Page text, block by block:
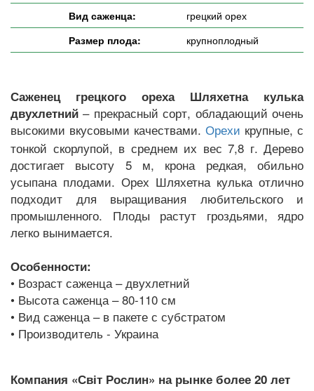
Вид саженца:
грецкий орех
Размер плода:
крупноплодный
Саженец грецкого ореха Шляхетна кулька
двухлетний – прекрасный сорт, обладающий очень
высокими вкусовыми качествами. Орехи крупные, с
тонкой скорлупой, в среднем их вес 7,8 г. Дерево
достигает высоту 5 м, крона редкая, обильно
усыпана плодами. Орех Шляхетна кулька отлично
подходит для выращивания любительского и
промышленного. Плоды растут гроздьями, ядро
легко вынимается.
Особенности:
• Возраст саженца – двухлетний
• Высота саженца – 80-110 см
• Вид саженца – в пакете с субстратом
• Производитель - Украина
Компания «Світ Рослин» на рынке более 20 лет